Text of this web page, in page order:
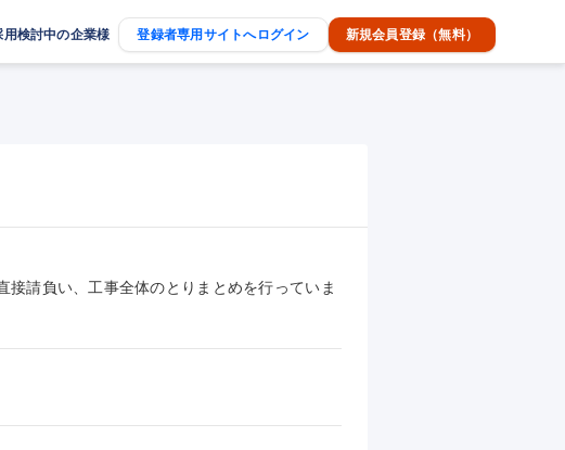
用検討中の企業様 登録者専用サイトへログイン 新規会員登録（無料）
請負い、工事全体のとりまとめを行っていま